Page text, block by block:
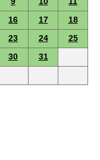
16 17
18
23 24
25
30
31